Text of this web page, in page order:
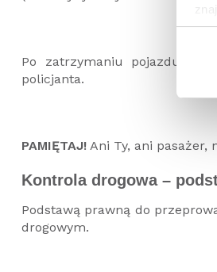
Po zatrzymaniu pojazdu,
policjanta.
PAMIĘTAJ! Ani Ty, ani
Kontrola drogowa –
Podstawą prawną do
drogowym.